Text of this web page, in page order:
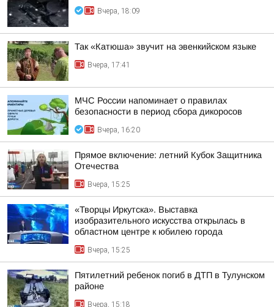
Вчера, 18:09
Так «Катюша» звучит на эвенкийском языке
Вчера, 17:41
МЧС России напоминает о правилах
безопасности в период сбора дикоросов
Вчера, 16:20
Прямое включение: летний Кубок Защитника
Отечества
Вчера, 15:25
«Творцы Иркутска». Выставка
изобразительного искусства открылась в
областном центре к юбилею города
Вчера, 15:25
Пятилетний ребенок погиб в ДТП в Тулунском
районе
Вчера, 15:18